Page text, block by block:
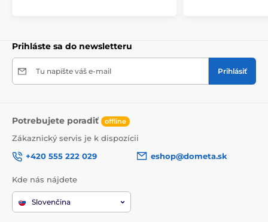
Prihláste sa do newsletteru
Tu napíšte váš e-mail Prihlásiť
Potrebujete poradiť offline
Zákaznický servis je k dispozícii
+420 555 222 029
eshop@dometa.sk
Kde nás nájdete
Slovenčina